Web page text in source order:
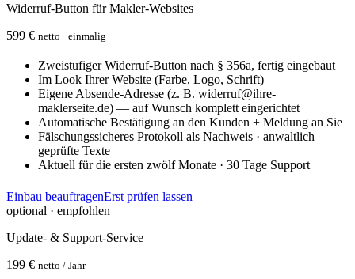
Widerruf-Button für Makler-Websites
599 € netto · einmalig
Zweistufiger Widerruf-Button nach § 356a, fertig eingebaut
Im Look Ihrer Website (Farbe, Logo, Schrift)
Eigene Absende-Adresse (z. B. widerruf@ihre-
maklerseite.de) — auf Wunsch komplett eingerichtet
Automatische Bestätigung an den Kunden + Meldung an Sie
Fälschungssicheres Protokoll als Nachweis · anwaltlich
geprüfte Texte
Aktuell für die ersten zwölf Monate · 30 Tage Support
Einbau beauftragenErst prüfen lassen
optional · empfohlen
Update- & Support-Service
199 € netto / Jahr